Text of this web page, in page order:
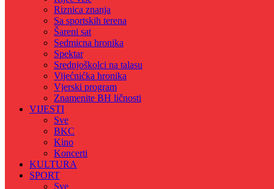
Riznica znanja
Sa sportskih terena
Šareni sat
Sedmicna hronika
Spektar
Srednjoškolci na talasu
Vijećnićka hronika
Vjerski program
Znamenite BH ličnosti
VIJESTI
Sve
BKC
Kino
Koncerti
KULTURA
SPORT
Sve